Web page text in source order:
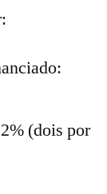
(dois por